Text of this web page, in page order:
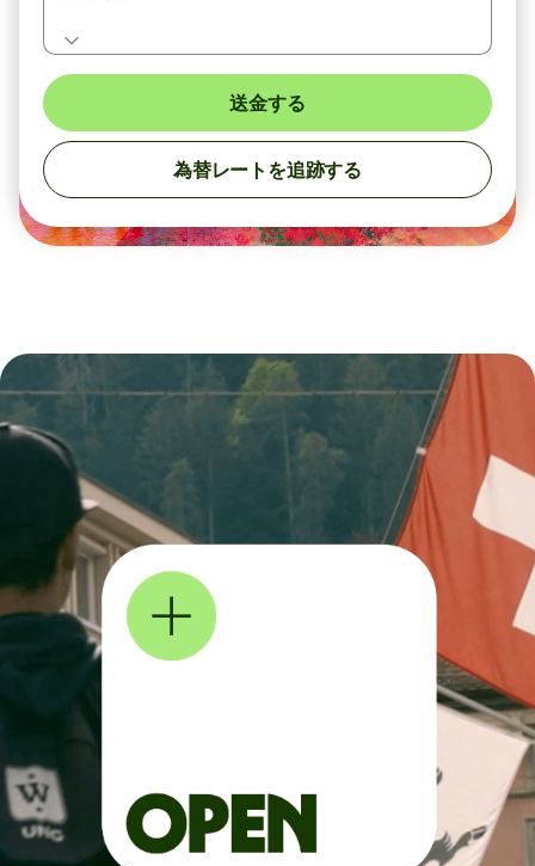
送金する
為替レートを追跡する